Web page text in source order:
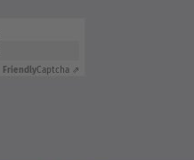
FriendlyCaptcha ⇗